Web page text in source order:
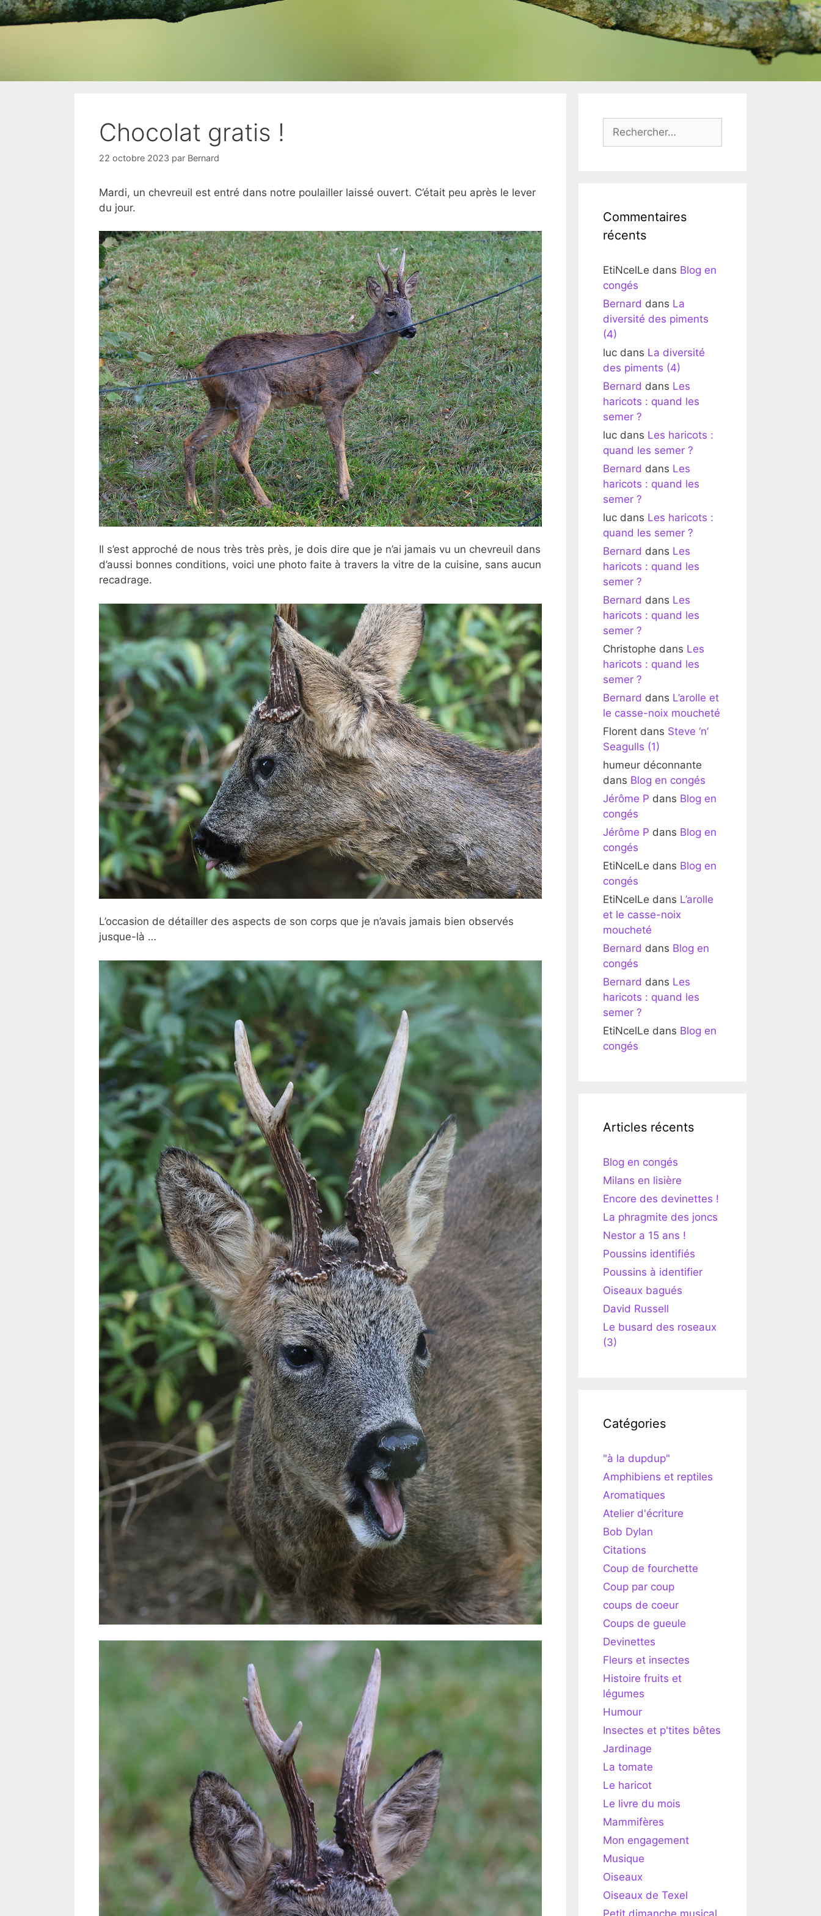
Chocolat gratis !
22 octobre 2023 par Bernard
Mardi, un chevreuil est entré dans notre poulailler laissé ouvert. C’était peu après le lever
du jour.
Il s’est approché de nous très très près, je dois dire que je n’ai jamais vu un chevreuil dans
d’aussi bonnes conditions, voici une photo faite à travers la vitre de la cuisine, sans aucun
recadrage.
L’occasion de détailler des aspects de son corps que je n’avais jamais bien observés
jusque-là …
Commentaires
récents
EtiNcelLe dans Blog en
congés
Bernard dans La
diversité des piments
(4)
luc dans La diversité
des piments (4)
Bernard dans Les
haricots : quand les
semer ?
luc dans Les haricots :
quand les semer ?
Bernard dans Les
haricots : quand les
semer ?
luc dans Les haricots :
quand les semer ?
Bernard dans Les
haricots : quand les
semer ?
Bernard dans Les
haricots : quand les
semer ?
Christophe dans Les
haricots : quand les
semer ?
Bernard dans L’arolle et
le casse-noix moucheté
Florent dans Steve ‘n’
Seagulls (1)
humeur déconnante
dans Blog en congés
Jérôme P dans Blog en
congés
Jérôme P dans Blog en
congés
EtiNcelLe dans Blog en
congés
EtiNcelLe dans L’arolle
et le casse-noix
moucheté
Bernard dans Blog en
congés
Bernard dans Les
haricots : quand les
semer ?
EtiNcelLe dans Blog en
congés
Articles récents
Blog en congés
Milans en lisière
Encore des devinettes !
La phragmite des joncs
Nestor a 15 ans !
Poussins identifiés
Poussins à identifier
Oiseaux bagués
David Russell
Le busard des roseaux
(3)
Catégories
"à la dupdup"
Amphibiens et reptiles
Aromatiques
Atelier d'écriture
Bob Dylan
Citations
Coup de fourchette
Coup par coup
coups de coeur
Coups de gueule
Devinettes
Fleurs et insectes
Histoire fruits et
légumes
Humour
Insectes et p'tites bêtes
Jardinage
La tomate
Le haricot
Le livre du mois
Mammifères
Mon engagement
Musique
Oiseaux
Oiseaux de Texel
Petit dimanche musical